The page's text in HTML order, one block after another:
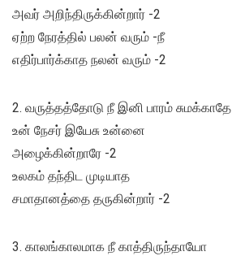
அவர் அறிந்திருக்கின்றார் -2
ஏற்ற நேரத்தில் பலன் வரும் -நீ
எதிர்பார்க்காத நலன் வரும் -2
2. வருத்தத்தோடு நீ இனி பாரம் சுமக்காதே
உன் நேசர் இயேசு உன்னை
அழைக்கின்றாரே -2
உலகம் தந்திட முடியாத
சமாதானத்தை தருகின்றார் -2
3. காலங்காலமாக நீ காத்திருந்தாயோ